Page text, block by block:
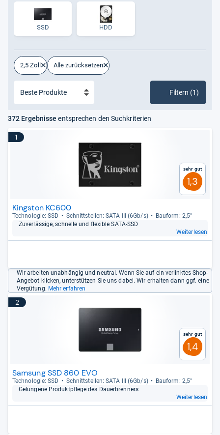
SSD HDD
2,5 Zoll Alle zurücksetzen
Filtern (1)
372 Ergebnisse entsprechen den Suchkriterien
1
Sehr gut
1,3
Kingston KC600
Tech­no­lo­gie: SSD Schnitt­stel­len: SATA III (6Gb/s)
Bau­form: 2,5"
Zuver­läs­sige, schnelle und fle­xi­ble SATA-​SSD
Weiterlesen
Wir arbeiten unabhängig und neutral. Wenn Sie auf ein verlinktes Shop-
Angebot klicken, unterstützen Sie uns dabei. Wir erhalten dann ggf. eine
Vergütung. Mehr erfahren
2
Sehr gut
1,4
Samsung SSD 860 EVO
Tech­no­lo­gie: SSD Schnitt­stel­len: SATA III (6Gb/s)
Bau­form: 2,5"
Gelun­gene Pro­dukt­pflege des Dau­er­bren­ners
Weiterlesen